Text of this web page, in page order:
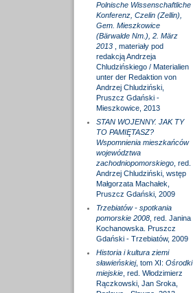
Polnische Wissenschaftliche
Konferenz, Czelin (Zellin),
Gem. Mieszkowice
(Bärwalde Nm.), 2. März
2013
, materiały pod
redakcją Andrzeja
Chludzińskiego / Materialien
unter der Redaktion von
Andrzej Chludziński,
Pruszcz Gdański -
Mieszkowice, 2013
STAN WOJENNY. JAK TY
TO PAMIĘTASZ?
Wspomnienia mieszkańców
województwa
zachodniopomorskiego, red.
Andrzej Chludziński, wstęp
Małgorzata Machałek,
Pruszcz Gdański, 2009
Trzebiatów - spotkania
pomorskie 2008, red. Janina
Kochanowska. Pruszcz
Gdański - Trzebiatów, 2009
Historia i kultura ziemi
sławieńskiej, tom XI: Ośrodki
miejskie, red. Włodzimierz
Rączkowski, Jan Sroka,